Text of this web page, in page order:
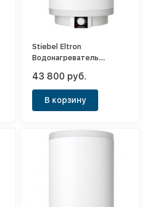
Stiebel Eltron
Водонагреватель
PSH 150 Trend
43 800 руб.
В корзину